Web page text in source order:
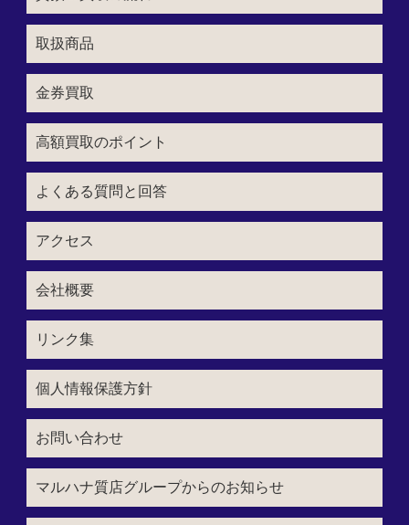
取扱商品
金券買取
高額買取のポイント
よくある質問と回答
アクセス
会社概要
リンク集
個人情報保護方針
お問い合わせ
マルハナ質店グループからのお知らせ